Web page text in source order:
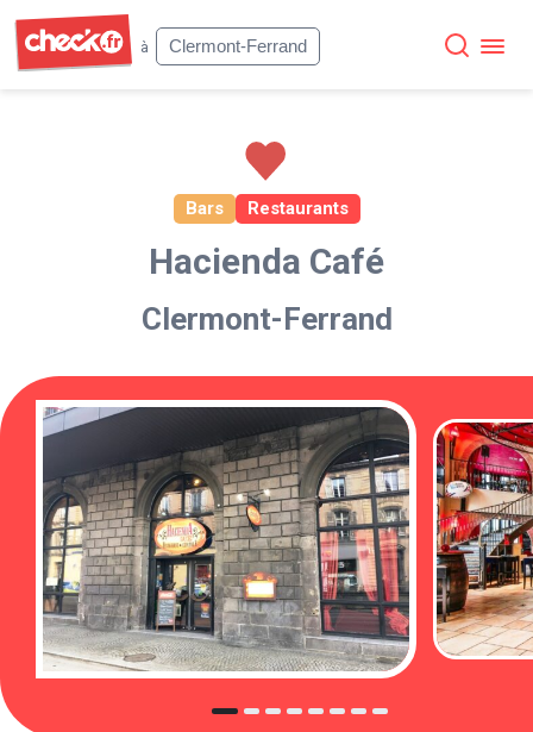
à
Clermont-Ferrand
Bars Restaurants
Hacienda Café
Clermont-Ferrand